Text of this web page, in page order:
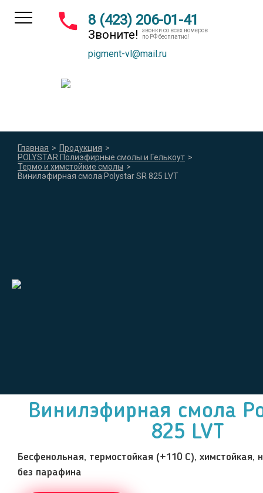
8 (423) 206-01-41
Звоните!
звонки со всех номеров
по РФ бесплатно!
pigment-vl@mail.ru
Главная > Продукция >
POLYSTAR Полиэфирные смолы и Гелькоут >
Термо и химстойкие смолы >
Винилэфирная смола Polystar SR 825 LVT
Винилэфирная смола
825 LVT
Бесфенольная, термостойкая (+110 С), химстойкая,
без парафина